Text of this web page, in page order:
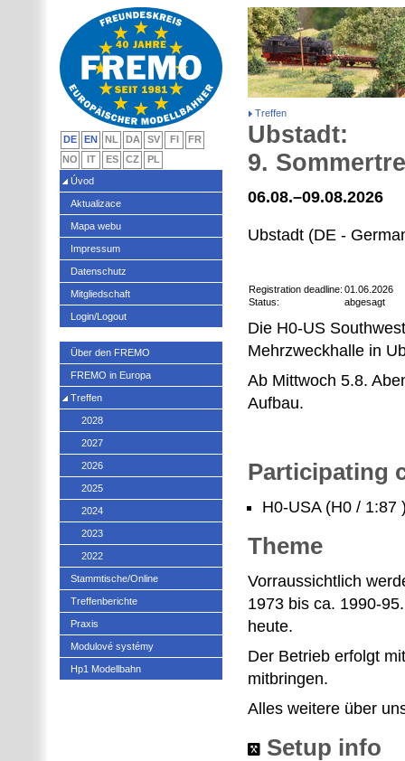
Treffen
Ubstadt:
9.
06.08.–09.08.2026
Ubstadt (DE -
Registration deadline: 01.06.2026
Status:
abgesagt
Die H0-US
Mehrzweckhalle in
Ab Mittwoch 5.8.
Aufbau.
Participating
H0-USA (H0 / 1:87
Theme
Vorraussichtlich
1973 bis ca. 1990-
heute.
Der Betrieb erfolgt
mitbringen.
Alles weitere über
Setup info
DE EN NL DA SV FI
FR
NO
IT ES CZ
PL
Úvod
Aktualizace
Mapa webu
Impressum
Datenschutz
Mitgliedschaft
Login/Logout
Über den FREMO
FREMO in Europa
Treffen
2028
2027
2026
2025
2024
2023
2022
Stammtische/Online
Treffenberichte
Praxis
Modulové systémy
Hp1 Modellbahn